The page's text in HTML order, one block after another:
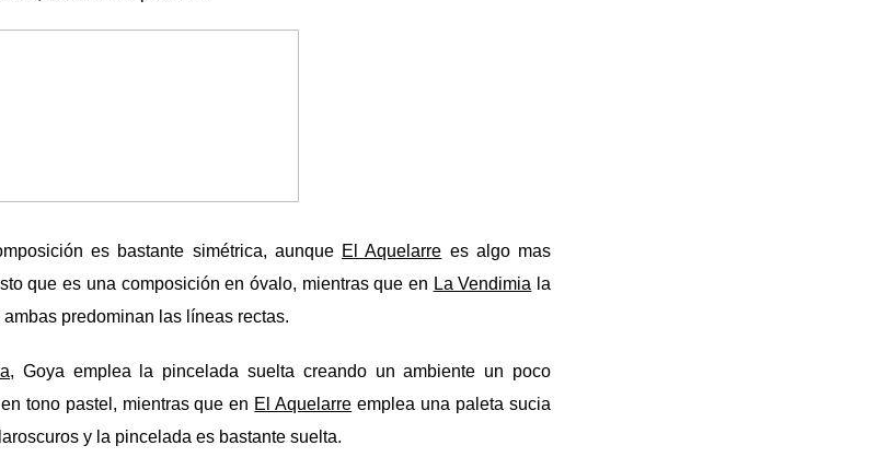
es bastante simétrica, aunque El Aquelarre es algo mas
que es una composición en óvalo, mientras que en La Vendimia la
predominan las líneas rectas.
, Goya emplea la pincelada suelta creando un ambiente un poco
tono pastel, mientras que en El Aquelarre emplea una paleta sucia
y la pincelada es bastante suelta.